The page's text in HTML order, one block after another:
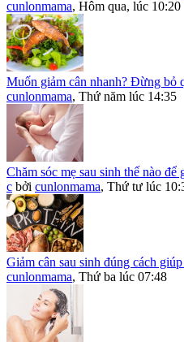
cunlonmama, Hôm qua, lúc 10:20
Muốn giảm cân nhanh? Đừng bỏ
cunlonmama, Thứ năm lúc 14:35
Chăm sóc mẹ sau sinh thế nào
c bởi cunlonmama, Thứ tư lúc
Giảm cân sau sinh đúng cách
cunlonmama, Thứ ba lúc 07:48